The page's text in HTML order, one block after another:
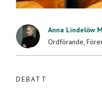
måste
att
Anna Lindelöw
Ordförande,
DEBATT